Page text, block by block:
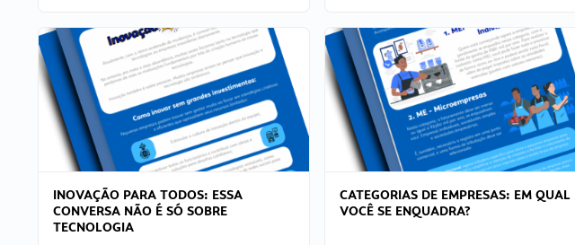
INOVAÇÃO PARA TODOS: ESSA
CONVERSA NÃO É SÓ SOBRE
TECNOLOGIA
CATEGORIAS DE EMPRESAS: EM QUAL
VOCÊ SE ENQUADRA?